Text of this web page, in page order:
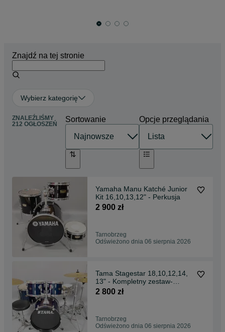
Znajdź na tej stronie
Wybierz kategorię
ZNALEŹLIŚMY
212 OGŁOSZEŃ
Sortowanie Opcje przeglądania
Yamaha Manu Katché Junior
Kit 16,10,13,12" - Perkusja
2 900 zł
Tarnobrzeg
Odświeżono dnia 06 sierpnia 2026
Tama Stagestar 18,10,12,14,
13" - Kompletny zestaw-
Talerze + statywy
2 800 zł
Tarnobrzeg
Odświeżono dnia 06 sierpnia 2026